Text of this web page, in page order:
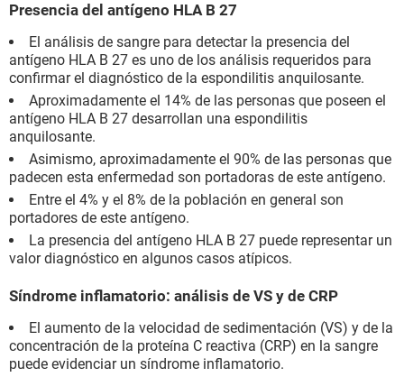
Presencia del antígeno HLA B 27
El análisis de sangre para detectar la presencia del
antígeno HLA B 27 es uno de los análisis requeridos para
confirmar el diagnóstico de la espondilitis anquilosante.
Aproximadamente el 14% de las personas que poseen el
antígeno HLA B 27 desarrollan una espondilitis
anquilosante.
Asimismo, aproximadamente el 90% de las personas que
padecen esta enfermedad son portadoras de este antígeno.
Entre el 4% y el 8% de la población en general son
portadores de este antígeno.
La presencia del antígeno HLA B 27 puede representar un
valor diagnóstico en algunos casos atípicos.
Síndrome inflamatorio: análisis de VS y de CRP
El aumento de la velocidad de sedimentación (VS) y de la
concentración de la proteína C reactiva (CRP) en la sangre
puede evidenciar un síndrome inflamatorio.